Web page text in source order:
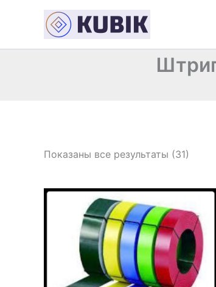
содержимому
Показаны все результаты (31)